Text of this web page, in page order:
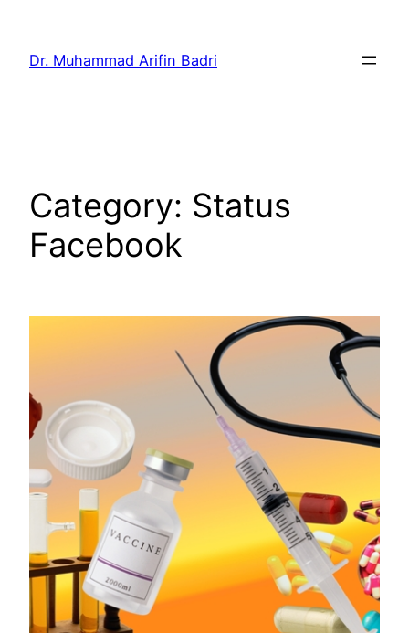
content
Dr. Muhammad Arifin Badri
Category: Status
Facebook